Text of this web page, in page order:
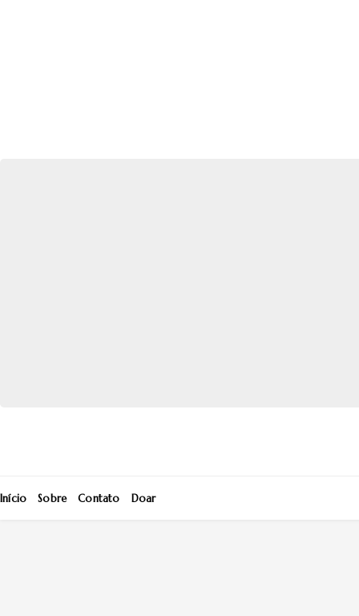
Início Sobre Contato Doar